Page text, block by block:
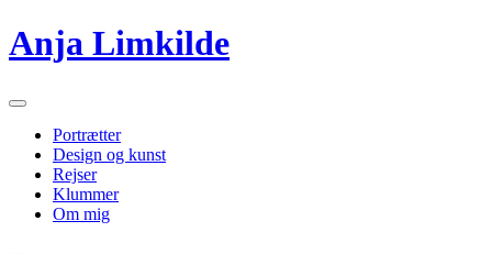
Videre
til
Anja Limkilde
Primær
Portrætter
Design og kunst
Rejser
Klummer
Om mig